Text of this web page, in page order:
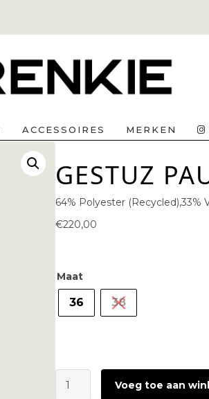
ACCESSOIRES MERKEN
GESTUZ
64% Polyester (Recycled),33%
€220,00
Maat
36 38
Paula
Voeg toe aan